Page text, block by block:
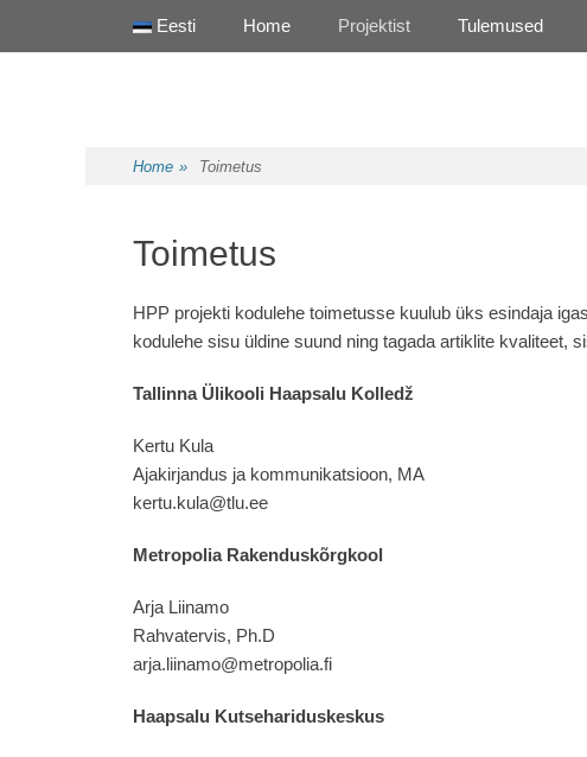
Primary Menu
Eesti Home Projektist Tulemused
Home » Toimetus
Toimetus
HPP projekti kodulehe toimetusse kuulub üks esindaja
kodulehe sisu üldine suund ning tagada artiklite kvaliteet,
Tallinna Ülikooli Haapsalu Kolledž
Kertu Kula
Ajakirjandus ja kommunikatsioon, MA
kertu.kula@tlu.ee
Metropolia Rakenduskõrgkool
Arja Liinamo
Rahvatervis, Ph.D
arja.liinamo@metropolia.fi
Haapsalu Kutsehariduskeskus